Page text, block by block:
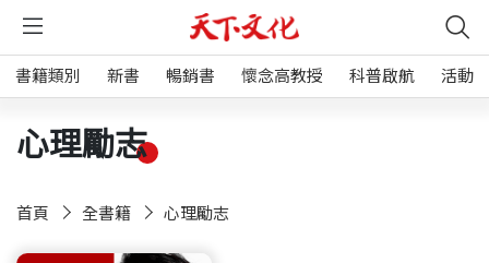
書籍類別 新書 暢銷書 懷念高教授 科普啟航 活動
心理勵志
首頁 全書籍 心理勵志